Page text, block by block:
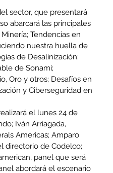
Condolencias Carlos
Humberto Vega Rivera
(Q.E.P.D.)
sector, que presentará
abarcará las principales
Tendencias en
nuestra huella de
de Desalinización:
de Sonami;
Oro y otros; Desafíos en
y Ciberseguridad en
el lunes 24 de
Iván Arriagada,
Americas; Amparo
directorio de Codelco;
panel que será
abordará el escenario